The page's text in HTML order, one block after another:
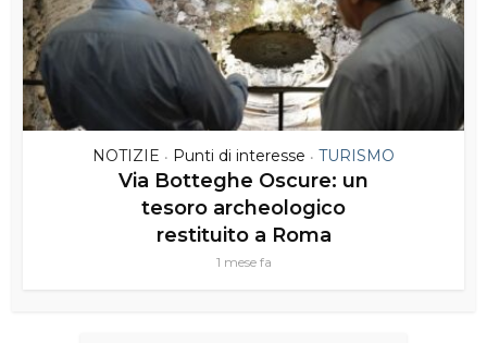
NOTIZIE • Punti di interesse • TURISMO
Via Botteghe Oscure: un
tesoro archeologico
restituito a Roma
1 mese fa